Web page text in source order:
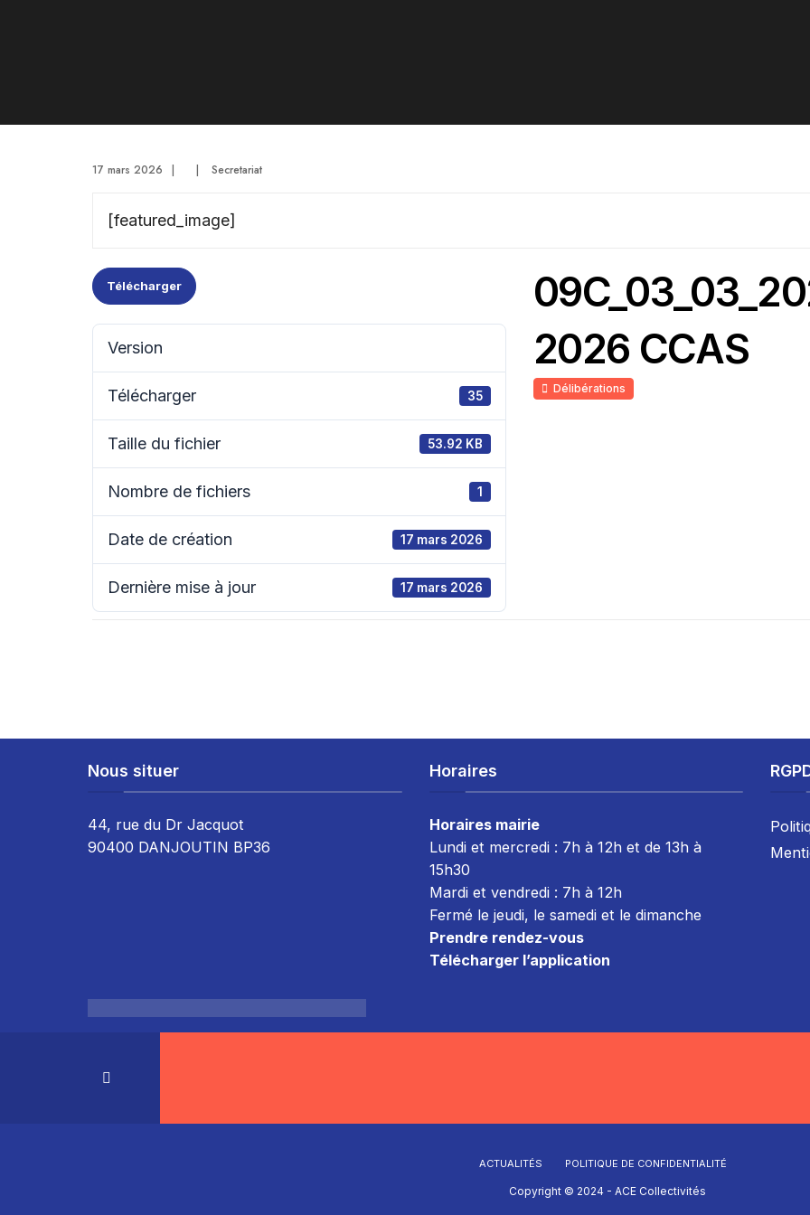
17 mars 2026 | | Secretariat
[featured_image]
Télécharger
Version
Télécharger 35
Taille du fichier 53.92 KB
Nombre de fichiers 1
Date de création 17 mars 2026
Dernière mise à jour 17 mars 2026
2026 CCAS
Délibérations
Nous situer
44, rue du Dr Jacquot
90400 DANJOUTIN BP36
Horaires
Horaires mairie
Lundi et mercredi : 7h à 12h et de 13h à
15h30
Mardi et vendredi : 7h à 12h
Fermé le jeudi, le samedi et le dimanche
Prendre rendez-vous
Télécharger l’application
ACTUALITÉS POLITIQUE DE CONFIDENTIALITÉ
Copyright © 2024 - ACE Collectivités